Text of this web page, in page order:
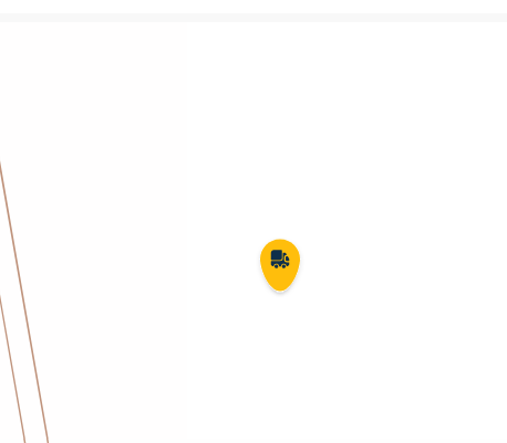
Експрес/тариф
Стандарт/тариф «Базовий»
за межі України